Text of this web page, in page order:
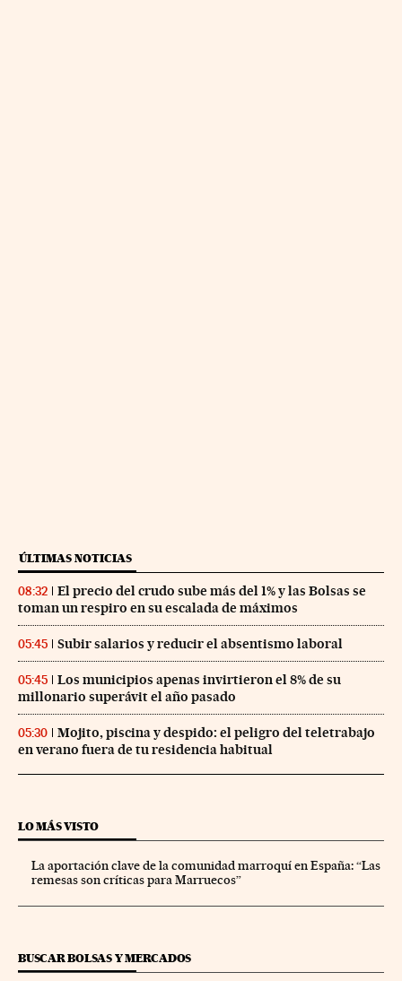
ÚLTIMAS NOTICIAS
08:32
El precio del crudo sube más del 1% y las Bolsas se
toman un respiro en su escalada de máximos
05:45 Subir salarios y reducir el absentismo laboral
05:45
Los municipios apenas invirtieron el 8% de su
millonario superávit el año pasado
05:30
Mojito, piscina y despido: el peligro del teletrabajo
en verano fuera de tu residencia habitual
LO MÁS VISTO
La aportación clave de la comunidad marroquí en España: “Las
remesas son críticas para Marruecos”
BUSCAR BOLSAS Y MERCADOS